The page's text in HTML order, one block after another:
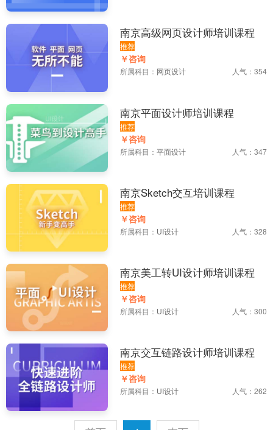
南京高级网页设计师培训课程
推荐
￥咨询
所属科目： 网页设计 人气：354
南京平面设计师培训课程
推荐
￥咨询
所属科目： 平面设计 人气：347
南京Sketch交互培训课程
推荐
￥咨询
所属科目： UI设计 人气：328
南京美工转UI设计师培训课程
推荐
￥咨询
所属科目： UI设计 人气：300
南京交互链路设计师培训课程
推荐
￥咨询
所属科目： UI设计 人气：262